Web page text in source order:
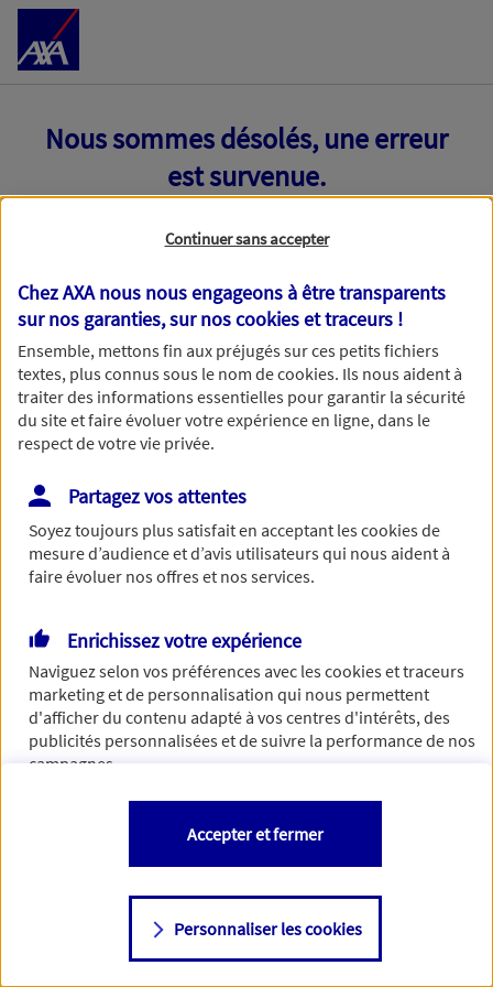
Accéder au Contenu
Nous sommes désolés, une erreur
est survenue.
Toutes nos excuses, une erreur technique nous empêche
de traiter votre demande. N'hésitez pas à rafraichir ce
formulaire dans quelques minutes.
Si besoin, vous pouvez nous joindre via notre page de
contact.
> Nous contacter
Continuer sans accepter
Chez AXA nous nous engageons à être transparents
sur nos garanties, sur noscookies et traceurs !
Ensemble, mettons fin aux préjugés sur ces petits fichiers
textes, plus connus sous le nom decookies. Ils nous aident à
traiter des informations essentielles pour garantir la sécurité
du site et faire évoluer votre expérience en ligne, dans le
respect de votre vie privée.
Partagez vos attentes
Soyez toujours plus satisfait en acceptant lescookiesde
mesure d’audience et d’avis utilisateurs qui nous aident à
faire évoluer nos offres et nos services.
Enrichissez votre expérience
Naviguez selon vos préférences avec lescookies et traceurs
marketing et de personnalisation qui nous permettent
d'afficher du contenu adapté à vos centres d'intérêts, des
publicités personnalisées et de suivre la performance de nos
campagnes.
Vous êtes libre de les accepter, de les refuser comme de
changer d'avis à tout moment en allant sur
Consulter notre politique decookies
Personnaliser les cookies
Accepter et fermer